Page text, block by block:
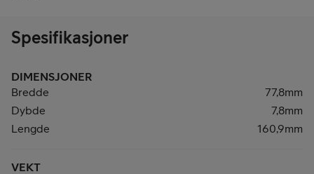
Spesifikasjoner
DIMENSJONER
Bredde
77,8mm
Dybde
7,8mm
Lengde
160,9mm
VEKT